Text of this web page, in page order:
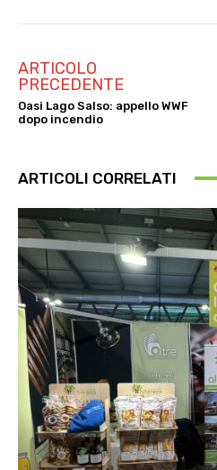
ARTICOLO
PRECEDENTE
Oasi Lago Salso: appello WWF
dopo incendio
ARTICOLI CORRELATI